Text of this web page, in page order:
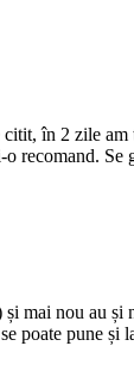
citit, în 2 zile
recomand. Se
mai nou au și
poate pune și